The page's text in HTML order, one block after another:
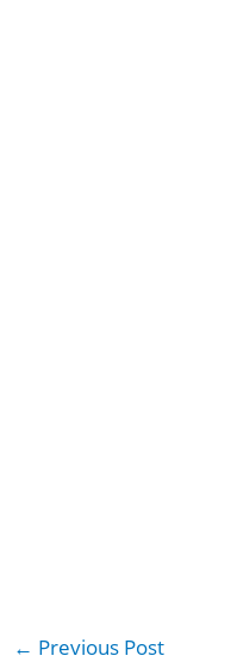
← Previous Post